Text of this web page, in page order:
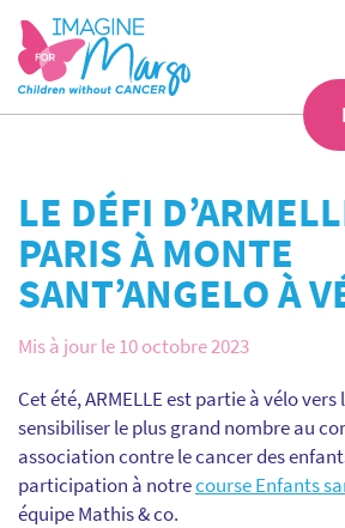
LE DÉFI
PARIS À MONTE
SANT’ANGELO À
Mis à jour le 10 octobre 2023
Cet été, ARMELLE est partie à vélo vers
sensibiliser le plus grand nombre au
association contre le cancer des
participation à notrecourse Enfants
équipe Mathis & co.